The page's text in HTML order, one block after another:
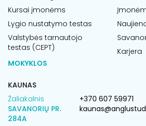
Kursai įmonėms
Lygio nustatymo testas
Valstybės tarnautojo
testas (CEPT)
Karjera
MOKYKLOS
KAUNAS
Žaliakalnis
SAVANORIŲ PR.
284A
+370 607 59971